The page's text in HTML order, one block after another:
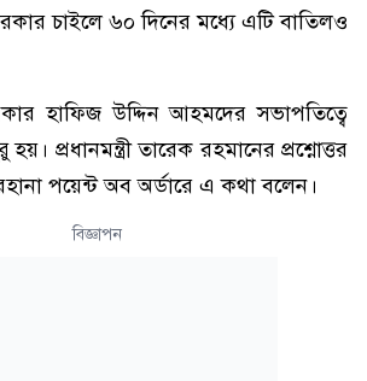
চাইলে ৬০ দিনের মধ্যে এটি বাতিলও
হাফিজ উদ্দিন আহমদের সভাপতিত্বে
প্রধানমন্ত্রী তারেক রহমানের প্রশ্নোত্তর
পয়েন্ট অব অর্ডারে এ কথা বলেন।
বিজ্ঞাপন